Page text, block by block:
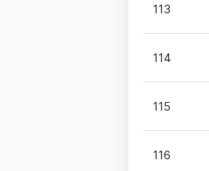
113
114
115
116